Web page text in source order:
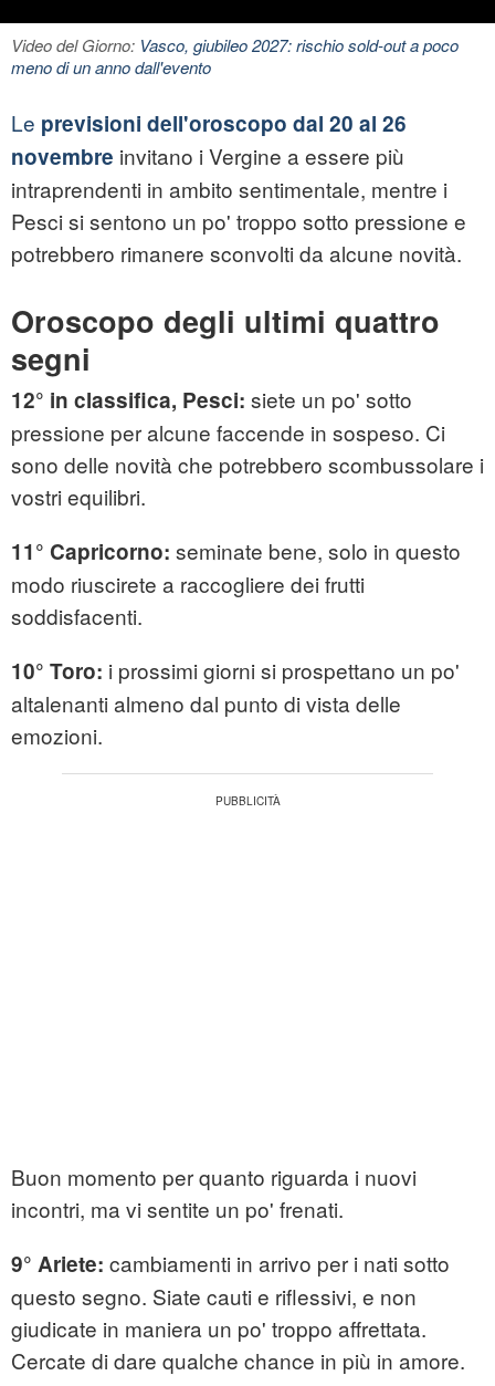
Video del Giorno: Vasco, giubileo 2027: rischio sold-out a poco
meno di un anno dall'evento
Le previsioni dell'oroscopo dal 20 al 26
novembre invitano i Vergine a essere più
intraprendenti in ambito sentimentale, mentre i
Pesci si sentono un po' troppo sotto pressione e
potrebbero rimanere sconvolti da alcune novità.
Oroscopo degli ultimi quattro
segni
12° in classifica, Pesci: siete un po' sotto
pressione per alcune faccende in sospeso. Ci
sono delle novità che potrebbero scombussolare i
vostri equilibri.
11° Capricorno: seminate bene, solo in questo
modo riuscirete a raccogliere dei frutti
soddisfacenti.
10° Toro: i prossimi giorni si prospettano un po'
altalenanti almeno dal punto di vista delle
emozioni.
Buon momento per quanto riguarda i nuovi
incontri, ma vi sentite un po' frenati.
9° Ariete: cambiamenti in arrivo per i nati sotto
questo segno. Siate cauti e riflessivi, e non
giudicate in maniera un po' troppo affrettata.
Cercate di dare qualche chance in più in amore.